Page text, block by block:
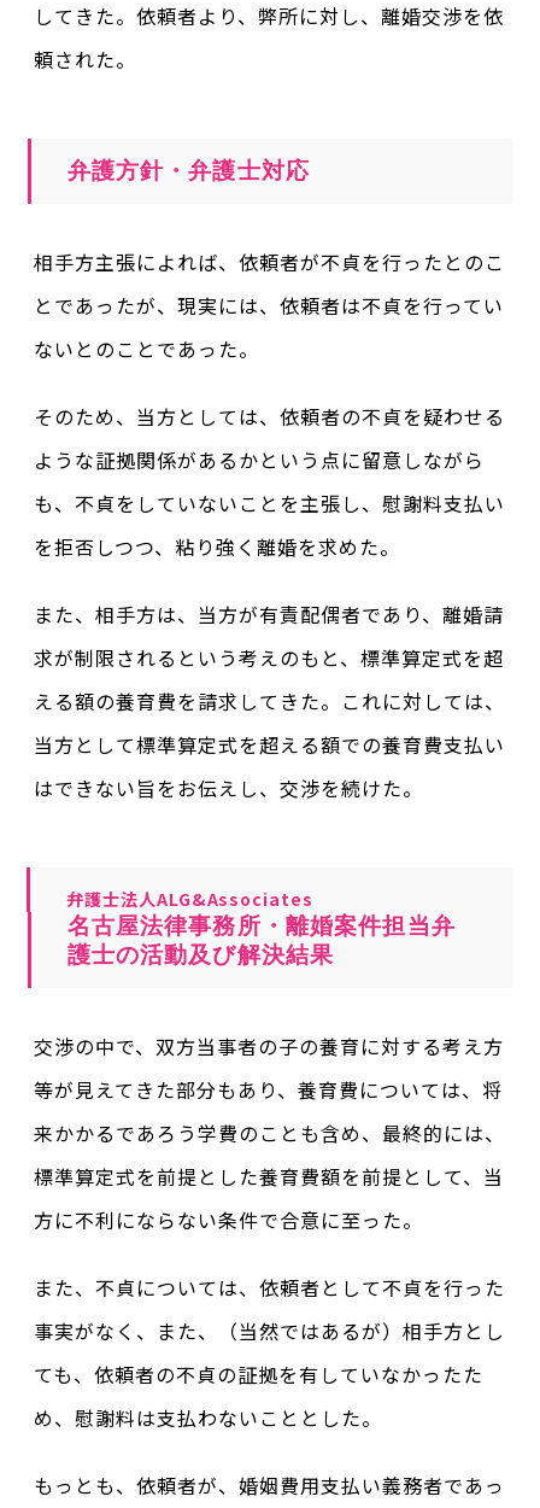
してきた。依頼者より、弊所に対し、離婚交渉を依
頼された。
弁護方針・弁護士対応
相手方主張によれば、依頼者が不貞を行ったとのこ
とであったが、現実には、依頼者は不貞を行ってい
ないとのことであった。
そのため、当方としては、依頼者の不貞を疑わせる
ような証拠関係があるかという点に留意しながら
も、不貞をしていないことを主張し、慰謝料支払い
を拒否しつつ、粘り強く離婚を求めた。
また、相手方は、当方が有責配偶者であり、離婚請
求が制限されるという考えのもと、標準算定式を超
える額の養育費を請求してきた。これに対しては、
当方として標準算定式を超える額での養育費支払い
はできない旨をお伝えし、交渉を続けた。
弁護士法人ALG&Associates
名古屋法律事務所・離婚案件担当弁
護士の活動及び解決結果
交渉の中で、双方当事者の子の養育に対する考え方
等が見えてきた部分もあり、養育費については、将
来かかるであろう学費のことも含め、最終的には、
標準算定式を前提とした養育費額を前提として、当
方に不利にならない条件で合意に至った。
また、不貞については、依頼者として不貞を行った
事実がなく、また、（当然ではあるが）相手方とし
ても、依頼者の不貞の証拠を有していなかったた
め、慰謝料は支払わないこととした。
もっとも、依頼者が、婚姻費用支払い義務者であっ